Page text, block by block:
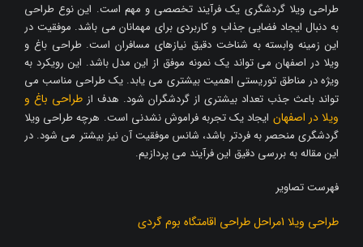
طراحی ویلا گردشگری یک فرآیند تخصصی و مهم است. این نوع طراحی
به دنبال ایجاد فضایی جذاب و کاربردی برای مهمانان می باشد. موفقیت در
این زمینه وابسته به شناخت دقیق نیازهای مسافران است. طراحی باغ و
ویلا در اصفهان می تواند یک نمونه موفق از این مدل باشد. این رویکرد به
ویژه در مناطق توریستی اهمیت بیشتری می یابد. یک طراحی مناسب می
تواند باعث جذب تعداد بیشتری از گردشگران شود. هدف از طراحی باغ و
ویلا در اصفهان ایجاد یک تجربه فراموش نشدنی است. هرچه طراحی ویلا
گردشگری منحصر به فردتر باشد، شانس موفقیت آن نیز بیشتر می شود. در
این مقاله به بررسی دقیق این فرآیند می پردازیم.
فهرست تصاویر
طراحی ویلا 1مراحل طراحی اقامتگاه بوم گردی